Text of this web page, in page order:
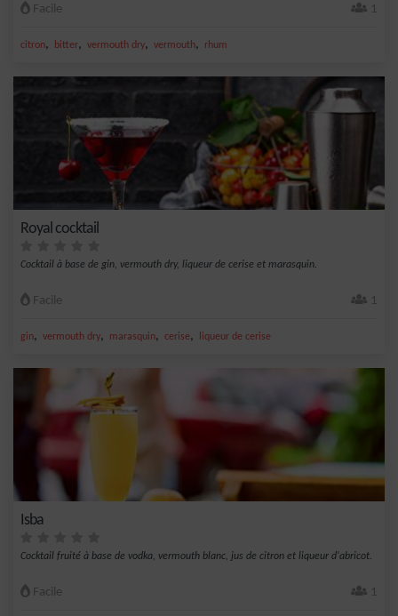
Facile 1
citron, bitter, vermouth dry, vermouth, rhum
Royal cocktail
Cocktail à base de gin, vermouth dry, liqueur de cerise et marasquin.
Facile 1
gin, vermouth dry, marasquin, cerise, liqueur de cerise
Isba
Cocktail fruité à base de vodka, vermouth blanc, jus de citron et liqueur d'abricot.
Facile 1